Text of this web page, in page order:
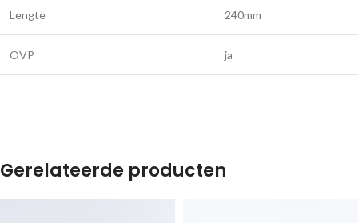
Lengte 240mm
OVP ja
Gerelateerde producten